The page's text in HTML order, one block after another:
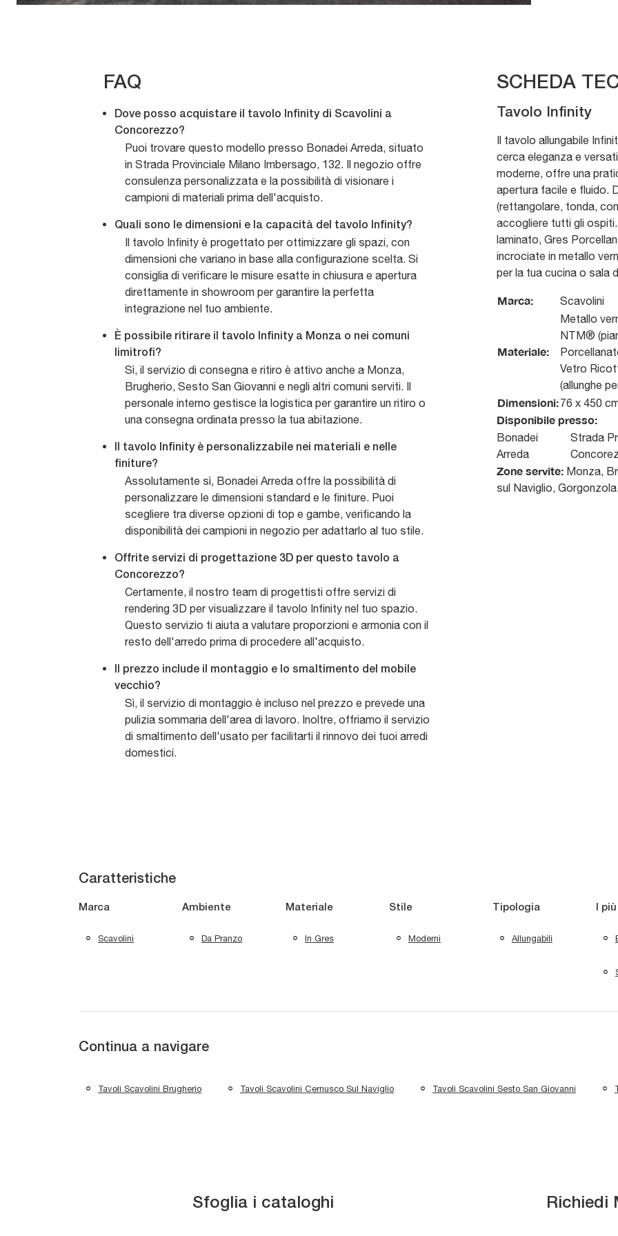
FAQ
Dove posso acquistare il tavolo Infinity di Scavolini a
Concorezzo?
Puoi trovare questo modello presso Bonadei Arreda, situato
in Strada Provinciale Milano Imbersago, 132. Il negozio offre
consulenza personalizzata e la possibilità di visionare i
campioni di materiali prima dell'acquisto.
Quali sono le dimensioni e la capacità del tavolo Infinity?
Il tavolo Infinity è progettato per ottimizzare gli spazi, con
dimensioni che variano in base alla configurazione scelta. Si
consiglia di verificare le misure esatte in chiusura e apertura
direttamente in showroom per garantire la perfetta
integrazione nel tuo ambiente.
È possibile ritirare il tavolo Infinity a Monza o nei comuni
limitrofi?
Sì, il servizio di consegna e ritiro è attivo anche a Monza,
Brugherio, Sesto San Giovanni e negli altri comuni serviti. Il
personale interno gestisce la logistica per garantire un ritiro o
una consegna ordinata presso la tua abitazione.
Il tavolo Infinity è personalizzabile nei materiali e nelle
finiture?
Assolutamente sì, Bonadei Arreda offre la possibilità di
personalizzare le dimensioni standard e le finiture. Puoi
scegliere tra diverse opzioni di top e gambe, verificando la
disponibilità dei campioni in negozio per adattarlo al tuo stile.
Offrite servizi di progettazione 3D per questo tavolo a
Concorezzo?
Certamente, il nostro team di progettisti offre servizi di
rendering 3D per visualizzare il tavolo Infinity nel tuo spazio.
Questo servizio ti aiuta a valutare proporzioni e armonia con il
resto dell'arredo prima di procedere all'acquisto.
Il prezzo include il montaggio e lo smaltimento del mobile
vecchio?
Sì, il servizio di montaggio è incluso nel prezzo e prevede una
pulizia sommaria dell'area di lavoro. Inoltre, offriamo il servizio
di smaltimento dell'usato per facilitarti il rinnovo dei tuoi arredi
domestici.
SCHEDA
Tavolo Infinity
Il tavolo allungabile
cerca eleganza e
moderne, offre una
apertura facile e fluido.
(rettangolare, tonda,
accogliere tutti gli ospiti.
laminato, Gres
incrociate in metallo
per la tua cucina o sala
Marca: Scavolini
Materiale:
Metallo
NTM®
Vetro
(allunghe
Dimensioni:76 x 450
Disponibile presso:
Bonadei
Arreda
Strada
Zone servite: Monza,
sul Naviglio,
Caratteristiche
Marca
Scavolini
Ambiente
Da Pranzo
Materiale
In Gres
Stile
Moderni
Tipologia
Allungabili
I
Continua a navigare
Tavoli Scavolini Brugherio Tavoli Scavolini Cernusco Sul Naviglio Tavoli Scavolini Sesto San Giovanni
Sfoglia i cataloghi Richiedi